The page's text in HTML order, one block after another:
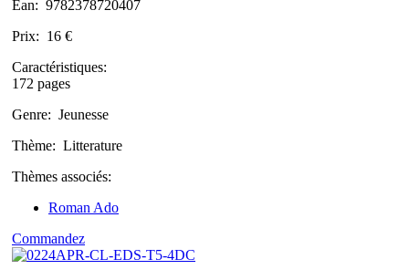
Ean: 9782378720407
Prix: 16 €
Caractéristiques:
172 pages
Genre: Jeunesse
Thème: Litterature
Thèmes associés:
Roman Ado
Commandez